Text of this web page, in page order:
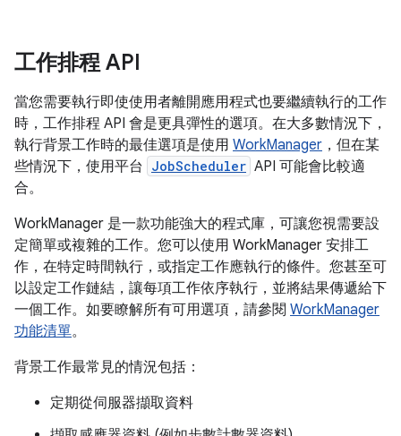
工作排程 API
當您需要執行即使使用者離開應用程式也要繼續執行的工作
時，工作排程 API 會是更具彈性的選項。在大多數情況下，
執行背景工作時的最佳選項是使用 WorkManager ，但在某
些情況下，使用平台
JobScheduler API 可能會比較適
合。
WorkManager 是一款功能強大的程式庫，可讓您視需要設
定簡單或複雜的工作。您可以使用 WorkManager 安排工
作，在特定時間執行，或指定工作應執行的條件。您甚至可
以設定工作鏈結，讓每項工作依序執行，並將結果傳遞給下
一個工作。如要瞭解所有可用選項，請參閱 WorkManager
功能清單。
背景工作最常見的情況包括：
定期從伺服器擷取資料